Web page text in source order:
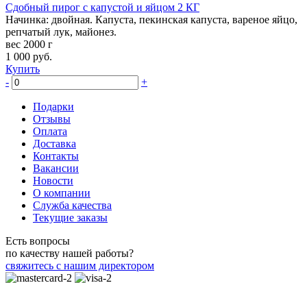
Сдобный пирог с капустой и яйцом 2 КГ
Начинка: двойная. Капуста, пекинская капуста, вареное яйцо,
репчатый лук, майонез.
вес 2000 г
1 000 руб.
Купить
-
+
Подарки
Отзывы
Оплата
Доставка
Контакты
Вакансии
Новости
О компании
Служба качества
Текущие заказы
Есть вопросы
по качеству нашей работы?
свяжитесь с нашим директором